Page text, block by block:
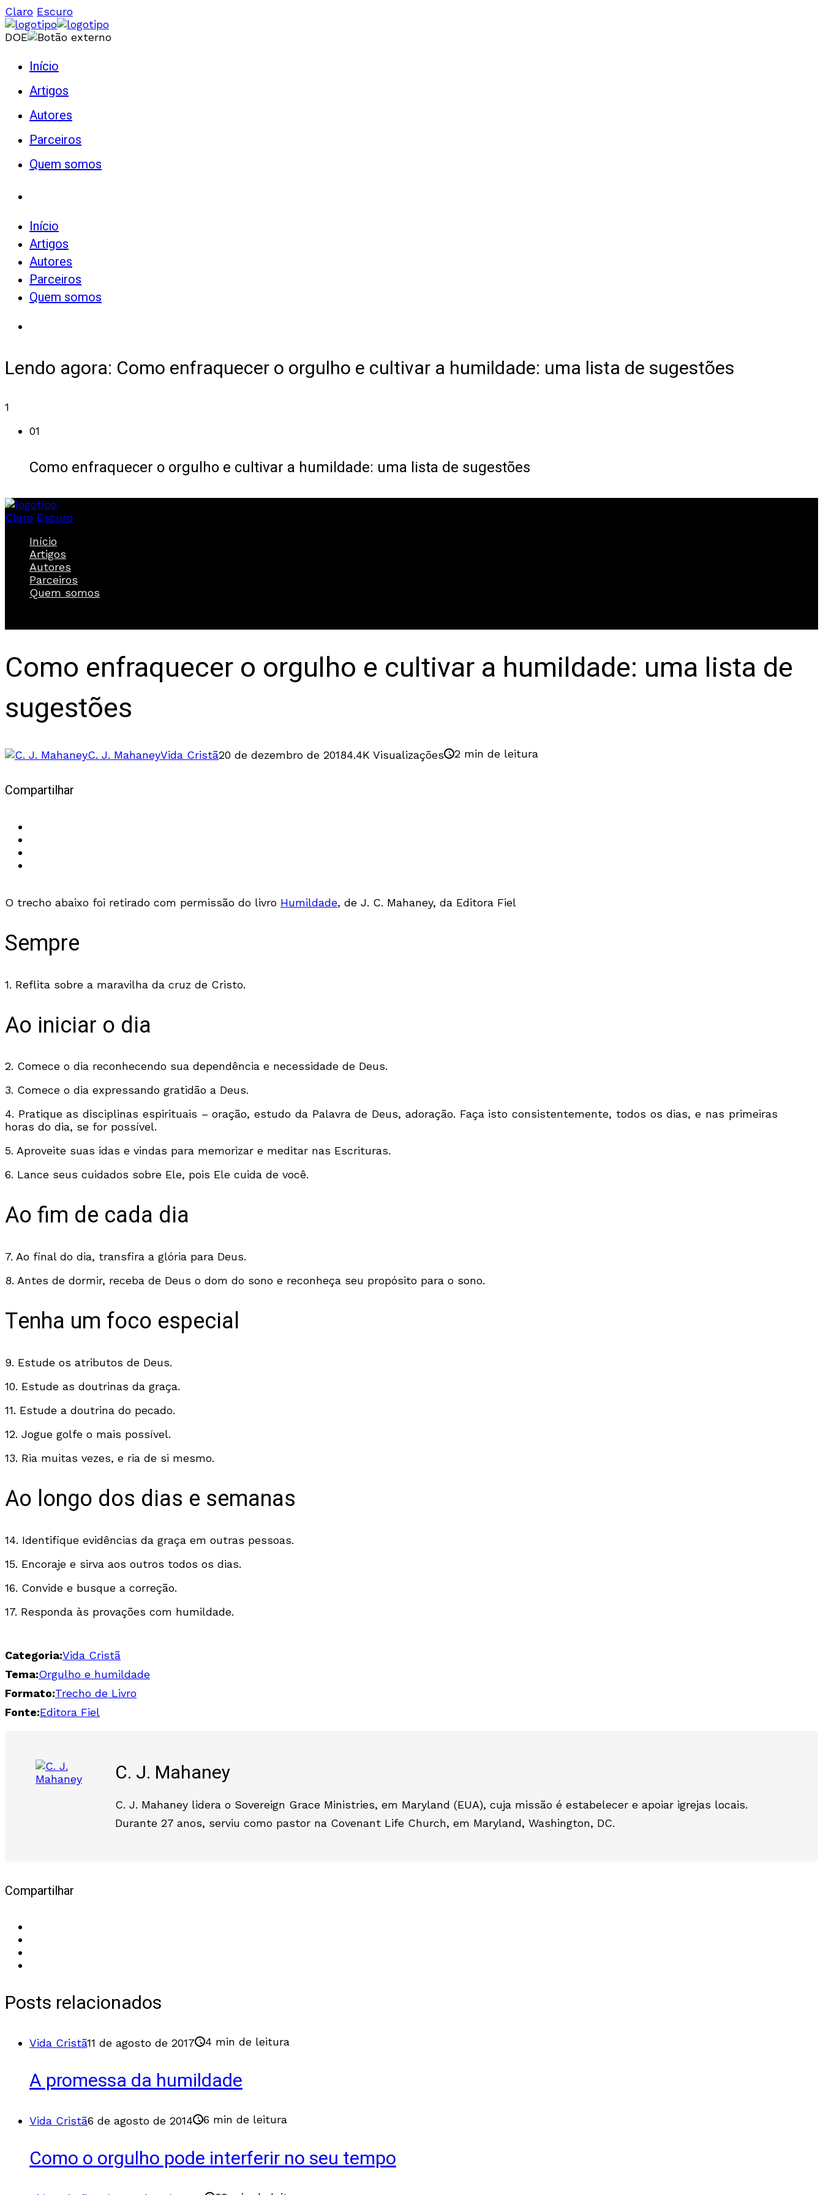
Claro Escuro
DOE
Início
Artigos
Autores
Parceiros
Quem somos
Início
Artigos
Autores
Parceiros
Quem somos
Lendo agora: Como enfraquecer o orgulho e cultivar a humildade: uma lista de sugestões
1
01
Como enfraquecer o orgulho e cultivar a humildade: uma lista de sugestões
Claro Escuro
Início
Artigos
Autores
Parceiros
Quem somos
Como enfraquecer o orgulho e cultivar a humildade: uma lista de
sugestões
C. J. MahaneyVida Cristã20 de dezembro de 20184.4K Visualizações 2 min de leitura
Compartilhar
O trecho abaixo foi retirado com permissão do livro Humildade, de J. C. Mahaney, da Editora Fiel
Sempre
1. Reflita sobre a maravilha da cruz de Cristo.
Ao iniciar o dia
2. Comece o dia reconhecendo sua dependência e necessidade de Deus.
3. Comece o dia expressando gratidão a Deus.
4. Pratique as disciplinas espirituais – oração, estudo da Palavra de Deus, adoração. Faça isto consistentemente, todos os dias, e nas primeiras
horas do dia, se for possível.
5. Aproveite suas idas e vindas para memorizar e meditar nas Escrituras.
6. Lance seus cuidados sobre Ele, pois Ele cuida de você.
Ao fim de cada dia
7. Ao final do dia, transfira a glória para Deus.
8. Antes de dormir, receba de Deus o dom do sono e reconheça seu propósito para o sono.
Tenha um foco especial
9. Estude os atributos de Deus.
10. Estude as doutrinas da graça.
11. Estude a doutrina do pecado.
12. Jogue golfe o mais possível.
13. Ria muitas vezes, e ria de si mesmo.
Ao longo dos dias e semanas
14. Identifique evidências da graça em outras pessoas.
15. Encoraje e sirva aos outros todos os dias.
16. Convide e busque a correção.
17. Responda às provações com humildade.
Categoria:Vida Cristã
Tema:Orgulho e humildade
Formato:Trecho de Livro
Fonte:Editora Fiel
C. J. Mahaney
C. J. Mahaney lidera o Sovereign Grace Ministries, em Maryland (EUA), cuja missão é estabelecer e apoiar igrejas locais.
Durante 27 anos, serviu como pastor na Covenant Life Church, em Maryland, Washington, DC.
Compartilhar
Posts relacionados
Vida Cristã11 de agosto de 2017 4 min de leitura
A promessa da humildade
Vida Cristã6 de agosto de 2014 6 min de leitura
Como o orgulho pode interferir no seu tempo